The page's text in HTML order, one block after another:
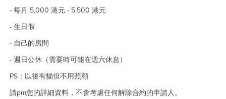
- 每月 5,000 港元 - 5,500 港元
- 生日假
- 自己的房間
- 週日公休（需要時可能在週六休息）
PS：以後有貓但不用照顧
請pm您的詳細資料，不會考慮任何解除合約的申請人。